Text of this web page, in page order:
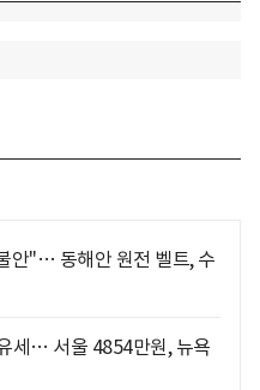
안"… 동해안 원전 벨트, 수
세… 서울 4854만원, 뉴욕